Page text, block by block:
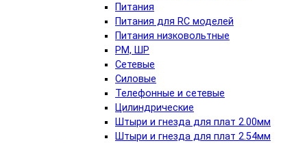
Питания
Питания для RC моделей
Питания низковольтные
РМ, ШР
Сетевые
Силовые
Телефонные и сетевые
Цилиндрические
Штыри и гнезда для плат 2.00мм
Штыри и гнезда для плат 2.54мм